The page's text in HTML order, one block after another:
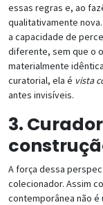
essas regras e, ao
qualitativamente
a capacidade de
diferente, sem que o
materialmente
curatorial, ela é vista
antes invisíveis.
3.
A força dessa
colecionador. Assim
contemporânea não é